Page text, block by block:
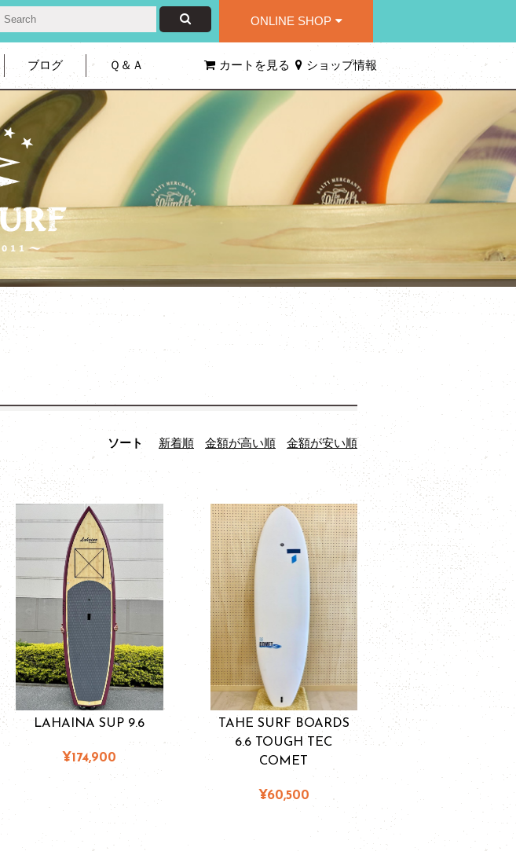
ONLINE SHOP
ブログ Ｑ＆Ａ カートを見る ショップ情報
ソート 新着順 金額が高い順 金額が安い順
LAHAINA SUP 9.6
¥174,900
TAHE SURF BOARDS
6.6 TOUGH TEC
COMET
¥60,500